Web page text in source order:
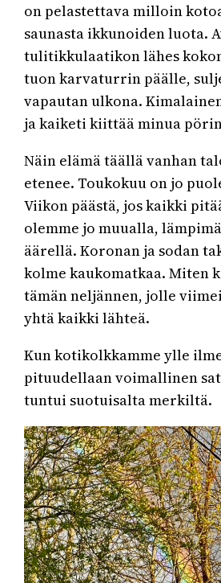
on pelastettava milloin
saunasta ikkunoiden luota.
tulitikkulaatikon lähes
tuon karvaturrin päälle,
vapautan ulkona.
ja kaiketi kiittää minua
Näin elämä täällä vanhan
etenee. Toukokuu on jo
Viikon päästä, jos kaikki
olemme jo muualla,
äärellä. Koronan ja sodan
kolme kaukomatkaa. Miten
tämän neljännen, jolle
yhtä kaikki lähteä.
Kun kotikolkkamme ylle
pituudellaan voimallinen
tuntui suotuisalta merkiltä.